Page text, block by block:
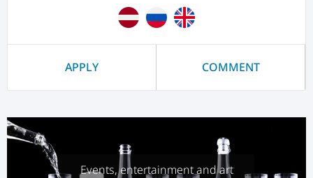
APPLY COMMENT
Events, entertainment and art